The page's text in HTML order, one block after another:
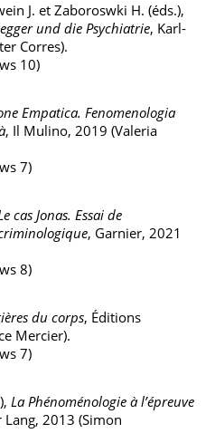
J. et Zaboroswki H. (éds.),
und die Psychiatrie, Karl-
Corres).
10)
Empatica. Fenomenologia
, Il Mulino, 2019 (Valeria
7)
cas Jonas. Essai de
, Garnier, 2021
8)
du corps, Éditions
Mercier).
7)
La Phénoménologie à l’épreuve
Lang, 2013 (Simon